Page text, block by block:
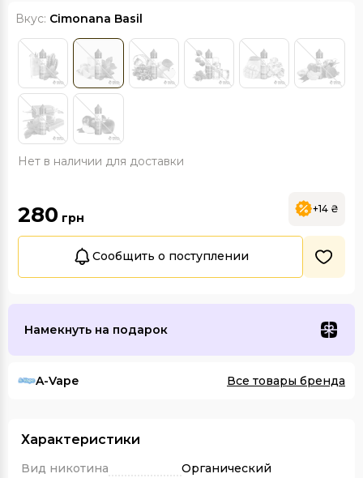
Вкус: Cimonana Basil
Нет в наличии для доставки
280 грн
+14 ₴
Сообщить о поступлении
Намекнуть на подарок
A-Vape Все товары бренда
Характеристики
Вид никотина Органический